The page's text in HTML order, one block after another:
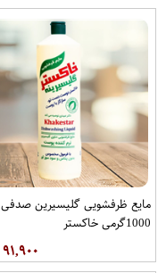
مایع ظرفشویی گلیسیرین صدفی
1000گرمی خاکستر
۹۱,۹۰۰